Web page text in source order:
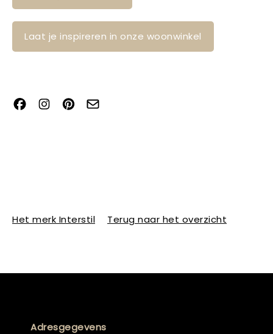
Laat je inspireren in onze woonwinkel
Het merk Interstil Terug naar het overzicht
Adresgegevens